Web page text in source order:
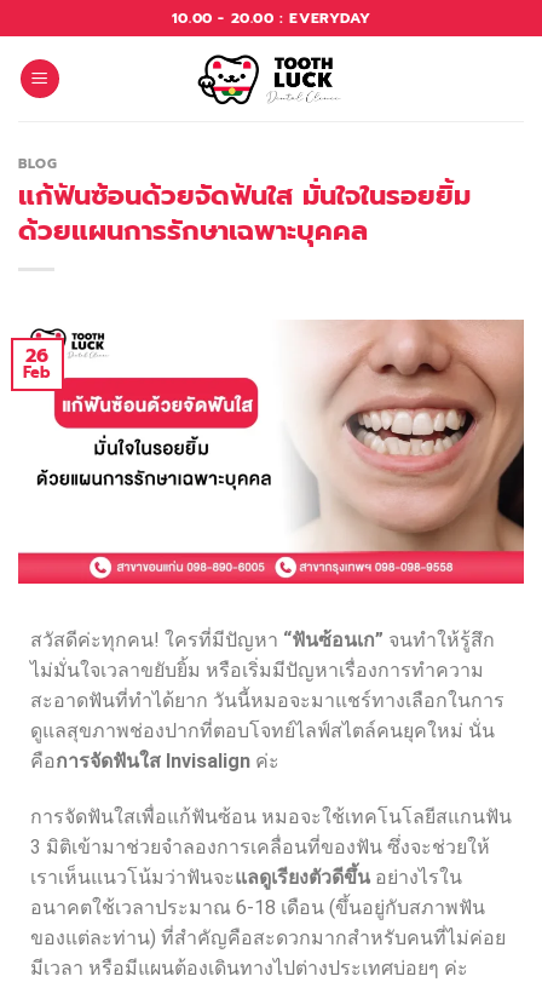
10.00 - 20.00 : EVERYDAY
BLOG
แก้ฟันซ้อนด้วยจัดฟันใส มั่นใจในรอยยิ้ม
ด้วยแผนการรักษาเฉพาะบุคคล
26
Feb
สวัสดีค่ะทุกคน! ใครที่มีปัญหา “ฟันซ้อนเก” จนทำให้รู้สึก
ไม่มั่นใจเวลาขยับยิ้ม หรือเริ่มมีปัญหาเรื่องการทำความ
สะอาดฟันที่ทำได้ยาก วันนี้หมอจะมาแชร์ทางเลือกในการ
ดูแลสุขภาพช่องปากที่ตอบโจทย์ไลฟ์สไตล์คนยุคใหม่ นั่น
คือการจัดฟันใส Invisalign ค่ะ
การจัดฟันใสเพื่อแก้ฟันซ้อน หมอจะใช้เทคโนโลยีสแกนฟัน
3 มิติเข้ามาช่วยจำลองการเคลื่อนที่ของฟัน ซึ่งจะช่วยให้
เราเห็นแนวโน้มว่าฟันจะแลดูเรียงตัวดีขึ้น อย่างไรใน
อนาคตใช้เวลาประมาณ 6-18 เดือน (ขึ้นอยู่กับสภาพฟัน
ของแต่ละท่าน) ที่สำคัญคือสะดวกมากสำหรับคนที่ไม่ค่อย
มีเวลา หรือมีแผนต้องเดินทางไปต่างประเทศบ่อยๆ ค่ะ